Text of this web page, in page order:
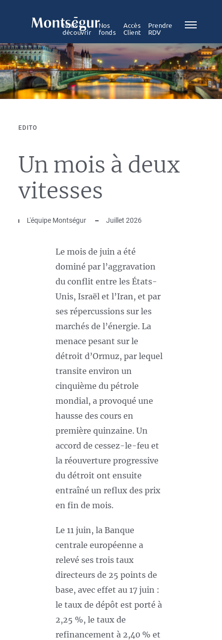
Nous
découvrir
Nos
fonds
Accès
Client
Prendre
RDV
EDITO
Un mois à deux
vitesses
L'équipe Montségur Juillet 2026
Le mois de juin a été
dominé par l’aggravation
du conflit entre les États-
Unis, Israël et l’Iran, et par
ses répercussions sur les
marchés de l’énergie. La
menace pesant sur le
détroit d’Ormuz, par lequel
transite environ un
cinquième du pétrole
mondial, a provoqué une
hausse des cours en
première quinzaine. Un
accord de cessez-le-feu et
la réouverture progressive
du détroit ont ensuite
entraîné un reflux des prix
en fin de mois.
Le 11 juin, la Banque
centrale européenne a
relevé ses trois taux
directeurs de 25 points de
base, avec effet au 17 juin :
le taux de dépôt est porté à
2,25 %, le taux de
refinancement à 2,40 % et